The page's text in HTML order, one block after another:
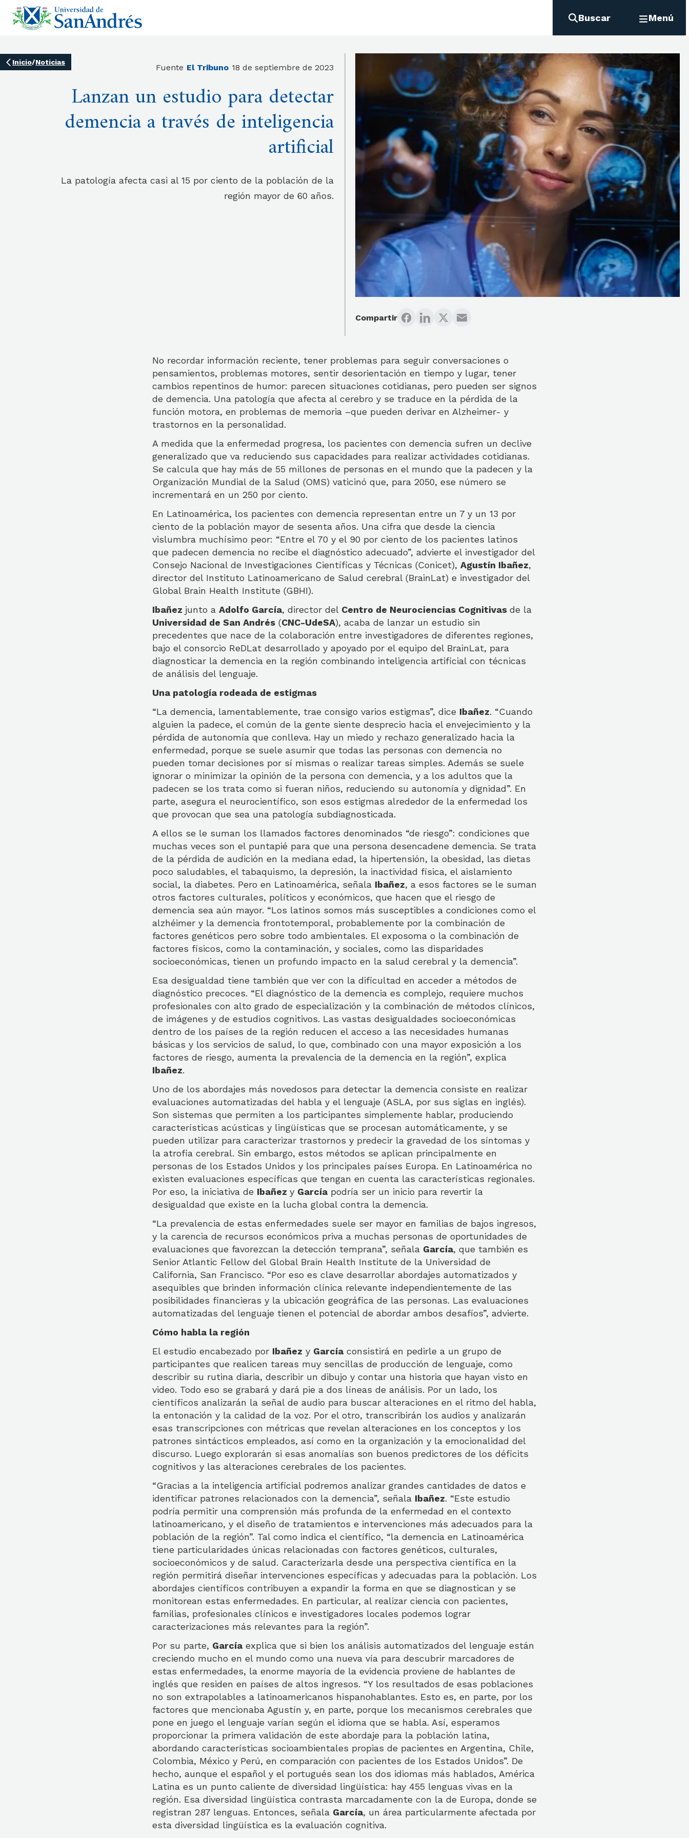
Buscar Menú
Inicio/Noticias
Fuente El Tribuno 18 de septiembre de 2023
Lanzan un estudio para detectar
demencia a través de inteligencia
artificial
La patología afecta casi al 15 por ciento de la población de la
región mayor de 60 años.
Compartir
No recordar información reciente, tener problemas para seguir conversaciones o
pensamientos, problemas motores, sentir desorientación en tiempo y lugar, tener
cambios repentinos de humor: parecen situaciones cotidianas, pero pueden ser signos
de demencia. Una patología que afecta al cerebro y se traduce en la pérdida de la
función motora, en problemas de memoria –que pueden derivar en Alzheimer- y
trastornos en la personalidad.
A medida que la enfermedad progresa, los pacientes con demencia sufren un declive
generalizado que va reduciendo sus capacidades para realizar actividades cotidianas.
Se calcula que hay más de 55 millones de personas en el mundo que la padecen y la
Organización Mundial de la Salud (OMS) vaticinó que, para 2050, ese número se
incrementará en un 250 por ciento.
En Latinoamérica, los pacientes con demencia representan entre un 7 y un 13 por
ciento de la población mayor de sesenta años. Una cifra que desde la ciencia
vislumbra muchísimo peor: “Entre el 70 y el 90 por ciento de los pacientes latinos
que padecen demencia no recibe el diagnóstico adecuado”, advierte el investigador del
Consejo Nacional de Investigaciones Científicas y Técnicas (Conicet), Agustín Ibañez,
director del Instituto Latinoamericano de Salud cerebral (BrainLat) e investigador del
Global Brain Health Institute (GBHI).
Ibañez junto a Adolfo García, director del Centro de Neurociencias Cognitivas de la
Universidad de San Andrés (CNC-UdeSA), acaba de lanzar un estudio sin
precedentes que nace de la colaboración entre investigadores de diferentes regiones,
bajo el consorcio ReDLat desarrollado y apoyado por el equipo del BrainLat, para
diagnosticar la demencia en la región combinando inteligencia artificial con técnicas
de análisis del lenguaje.
Una patología rodeada de estigmas
“La demencia, lamentablemente, trae consigo varios estigmas”, dice Ibañez. “Cuando
alguien la padece, el común de la gente siente desprecio hacia el envejecimiento y la
pérdida de autonomía que conlleva. Hay un miedo y rechazo generalizado hacia la
enfermedad, porque se suele asumir que todas las personas con demencia no
pueden tomar decisiones por sí mismas o realizar tareas simples. Además se suele
ignorar o minimizar la opinión de la persona con demencia, y a los adultos que la
padecen se los trata como si fueran niños, reduciendo su autonomía y dignidad”. En
parte, asegura el neurocientífico, son esos estigmas alrededor de la enfermedad los
que provocan que sea una patología subdiagnosticada.
A ellos se le suman los llamados factores denominados “de riesgo”: condiciones que
muchas veces son el puntapié para que una persona desencadene demencia. Se trata
de la pérdida de audición en la mediana edad, la hipertensión, la obesidad, las dietas
poco saludables, el tabaquismo, la depresión, la inactividad física, el aislamiento
social, la diabetes. Pero en Latinoamérica, señala Ibañez, a esos factores se le suman
otros factores culturales, políticos y económicos, que hacen que el riesgo de
demencia sea aún mayor. “Los latinos somos más susceptibles a condiciones como el
alzhéimer y la demencia frontotemporal, probablemente por la combinación de
factores genéticos pero sobre todo ambientales. El exposoma o la combinación de
factores físicos, como la contaminación, y sociales, como las disparidades
socioeconómicas, tienen un profundo impacto en la salud cerebral y la demencia”.
Esa desigualdad tiene también que ver con la dificultad en acceder a métodos de
diagnóstico precoces. “El diagnóstico de la demencia es complejo, requiere muchos
profesionales con alto grado de especialización y la combinación de métodos clínicos,
de imágenes y de estudios cognitivos. Las vastas desigualdades socioeconómicas
dentro de los países de la región reducen el acceso a las necesidades humanas
básicas y los servicios de salud, lo que, combinado con una mayor exposición a los
factores de riesgo, aumenta la prevalencia de la demencia en la región”, explica
Ibañez.
Uno de los abordajes más novedosos para detectar la demencia consiste en realizar
evaluaciones automatizadas del habla y el lenguaje (ASLA, por sus siglas en inglés).
Son sistemas que permiten a los participantes simplemente hablar, produciendo
características acústicas y lingüísticas que se procesan automáticamente, y se
pueden utilizar para caracterizar trastornos y predecir la gravedad de los síntomas y
la atrofia cerebral. Sin embargo, estos métodos se aplican principalmente en
personas de los Estados Unidos y los principales países Europa. En Latinoamérica no
existen evaluaciones específicas que tengan en cuenta las características regionales.
Por eso, la iniciativa de Ibañez y García podría ser un inicio para revertir la
desigualdad que existe en la lucha global contra la demencia.
“La prevalencia de estas enfermedades suele ser mayor en familias de bajos ingresos,
y la carencia de recursos económicos priva a muchas personas de oportunidades de
evaluaciones que favorezcan la detección temprana”, señala García, que también es
Senior Atlantic Fellow del Global Brain Health Institute de la Universidad de
California, San Francisco. “Por eso es clave desarrollar abordajes automatizados y
asequibles que brinden información clínica relevante independientemente de las
posibilidades financieras y la ubicación geográfica de las personas. Las evaluaciones
automatizadas del lenguaje tienen el potencial de abordar ambos desafíos”, advierte.
Cómo habla la región
El estudio encabezado por Ibañez y García consistirá en pedirle a un grupo de
participantes que realicen tareas muy sencillas de producción de lenguaje, como
describir su rutina diaria, describir un dibujo y contar una historia que hayan visto en
video. Todo eso se grabará y dará pie a dos líneas de análisis. Por un lado, los
científicos analizarán la señal de audio para buscar alteraciones en el ritmo del habla,
la entonación y la calidad de la voz. Por el otro, transcribirán los audios y analizarán
esas transcripciones con métricas que revelan alteraciones en los conceptos y los
patrones sintácticos empleados, así como en la organización y la emocionalidad del
discurso. Luego explorarán si esas anomalías son buenos predictores de los déficits
cognitivos y las alteraciones cerebrales de los pacientes.
“Gracias a la inteligencia artificial podremos analizar grandes cantidades de datos e
identificar patrones relacionados con la demencia”, señala Ibañez. “Este estudio
podría permitir una comprensión más profunda de la enfermedad en el contexto
latinoamericano, y el diseño de tratamientos e intervenciones más adecuados para la
población de la región”. Tal como indica el científico, “la demencia en Latinoamérica
tiene particularidades únicas relacionadas con factores genéticos, culturales,
socioeconómicos y de salud. Caracterizarla desde una perspectiva científica en la
región permitirá diseñar intervenciones específicas y adecuadas para la población. Los
abordajes científicos contribuyen a expandir la forma en que se diagnostican y se
monitorean estas enfermedades. En particular, al realizar ciencia con pacientes,
familias, profesionales clínicos e investigadores locales podemos lograr
caracterizaciones más relevantes para la región”.
Por su parte, García explica que si bien los análisis automatizados del lenguaje están
creciendo mucho en el mundo como una nueva vía para descubrir marcadores de
estas enfermedades, la enorme mayoría de la evidencia proviene de hablantes de
inglés que residen en países de altos ingresos. “Y los resultados de esas poblaciones
no son extrapolables a latinoamericanos hispanohablantes. Esto es, en parte, por los
factores que mencionaba Agustín y, en parte, porque los mecanismos cerebrales que
pone en juego el lenguaje varían según el idioma que se habla. Así, esperamos
proporcionar la primera validación de este abordaje para la población latina,
abordando características socioambientales propias de pacientes en Argentina, Chile,
Colombia, México y Perú, en comparación con pacientes de los Estados Unidos”. De
hecho, aunque el español y el portugués sean los dos idiomas más hablados, América
Latina es un punto caliente de diversidad lingüística: hay 455 lenguas vivas en la
región. Esa diversidad lingüística contrasta marcadamente con la de Europa, donde se
registran 287 lenguas. Entonces, señala García, un área particularmente afectada por
esta diversidad lingüística es la evaluación cognitiva.